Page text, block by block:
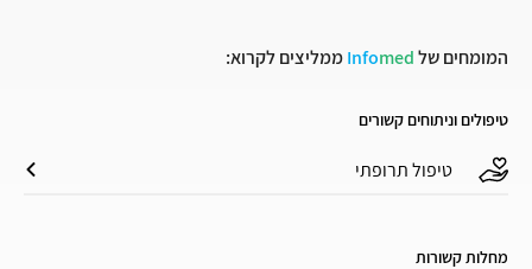
המומחים של Infomed ממליצים לקרוא:
טיפולים וניתוחים קשורים
טיפול תרופתי
מחלות קשורות